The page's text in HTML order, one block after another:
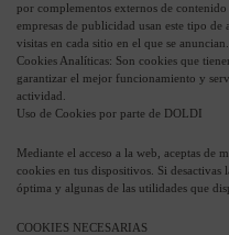
por complementos externos de
empresas de publicidad usan este tipo
visitas en cada sitio en el que se anuncian.
Cookies Analíticas: Son cookies que
garantizar el mejor funcionamiento y
actividad.
Uso de Cookies por parte de DOLDI
Mediante el acceso a la web, aceptas de
cookies en tus dispositivos. Si desactivas
óptima y algunas de las utilidades que
COOKIES NECESARIAS